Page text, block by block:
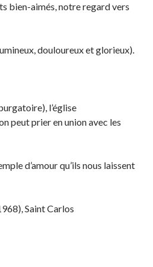
bien-aimés, notre regard vers
douloureux et glorieux).
l’église
peut prier en union avec les
d’amour qu’ils nous laissent
Saint Carlos